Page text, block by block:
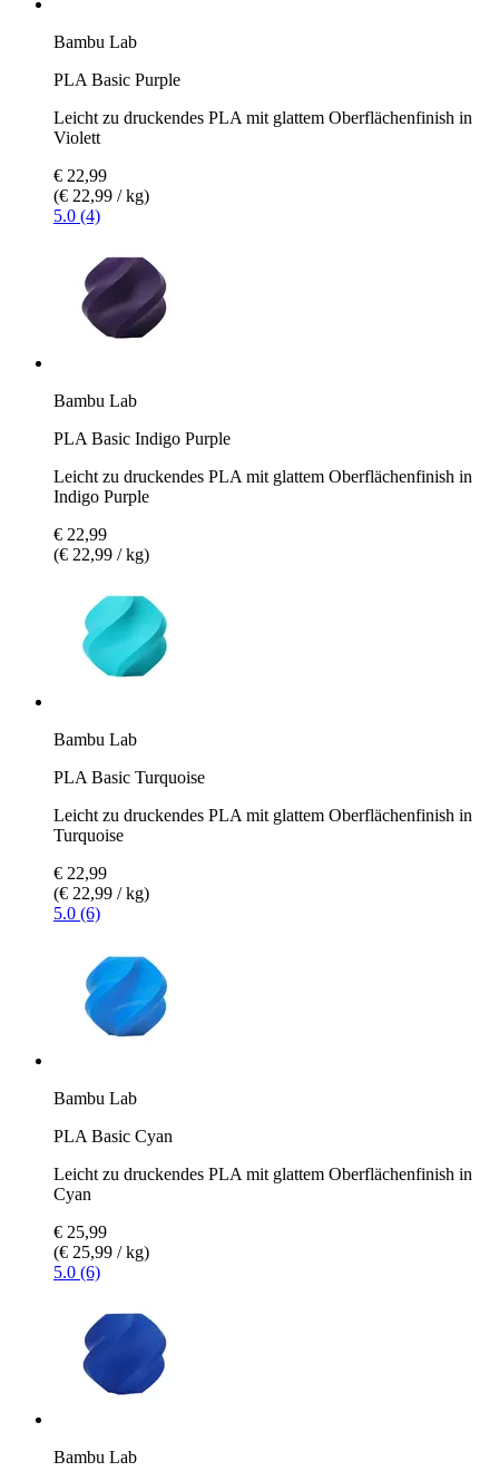
Bambu Lab
PLA Basic Purple
Leicht zu druckendes PLA mit glattem Oberflächenfinish in
Violett
€ 22,99
(€ 22,99 / kg)
5.0 (4)
Bambu Lab
PLA Basic Indigo Purple
Leicht zu druckendes PLA mit glattem Oberflächenfinish in
Indigo Purple
€ 22,99
(€ 22,99 / kg)
Bambu Lab
PLA Basic Turquoise
Leicht zu druckendes PLA mit glattem Oberflächenfinish in
Turquoise
€ 22,99
(€ 22,99 / kg)
5.0 (6)
Bambu Lab
PLA Basic Cyan
Leicht zu druckendes PLA mit glattem Oberflächenfinish in
Cyan
€ 25,99
(€ 25,99 / kg)
5.0 (6)
Bambu Lab